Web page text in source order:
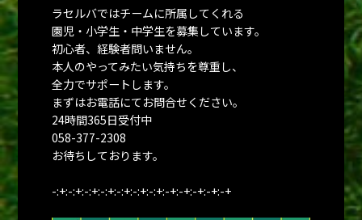
ラセルバではチームに所属してくれる
園児・小学生・中学生を募集しています。
初心者、経験者問いません。
本人のやってみたい気持ちを尊重し、
全力でサポートします。
まずはお電話にてお問合せください。
24時間365日受付中
058-377-2308
お待ちしております。
-:+:-:+:-:+:-:+:-:+:-:+:-:+:-+:-+:-+:-+:-+